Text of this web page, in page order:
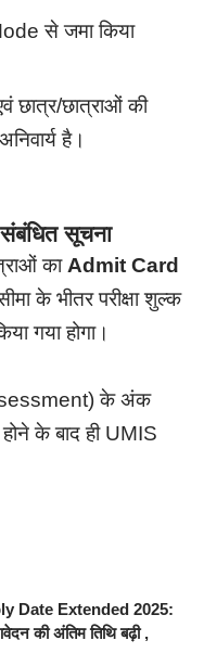
से जमा किया
छात्र/छात्राओं की
है।
सूचना
का Admit Card
के भीतर परीक्षा शुल्क
गया होगा।
के अंक
के बाद ही UMIS
Date Extended 2025:
की अंतिम तिथि बढ़ी ,